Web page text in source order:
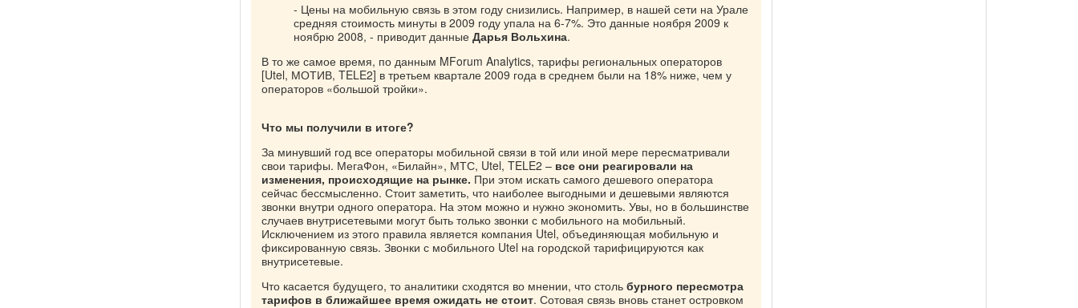
- Цены на мобильную связь в этом году снизились. Например, в нашей сети на Урале
средняя стоимость минуты в 2009 году упала на 6-7%. Это данные ноября 2009 к
ноябрю 2008, - приводит данные Дарья Вольхина.
В то же самое время, по данным MForum Analytics, тарифы региональных операторов
[Utel, МОТИВ, TELE2] в третьем квартале 2009 года в среднем были на 18% ниже, чем у
операторов «большой тройки».
Что мы получили в итоге?
За минувший год все операторы мобильной связи в той или иной мере пересматривали
свои тарифы. МегаФон, «Билайн», МТС, Utel, TELE2 – все они реагировали на
изменения, происходящие на рынке. При этом искать самого дешевого оператора
сейчас бессмысленно. Стоит заметить, что наиболее выгодными и дешевыми являются
звонки внутри одного оператора. На этом можно и нужно экономить. Увы, но в большинстве
случаев внутрисетевыми могут быть только звонки с мобильного на мобильный.
Исключением из этого правила является компания Utel, объединяющая мобильную и
фиксированную связь. Звонки с мобильного Utel на городской тарифицируются как
внутрисетевые.
Что касается будущего, то аналитики сходятся во мнении, что столь бурного пересмотра
тарифов в ближайшее время ожидать не стоит. Сотовая связь вновь станет островком